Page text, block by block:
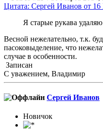
Цитата: Сергей Иванов от
Я старые рукава
Весной нежелательно, т.к.
пасоковыделение, что
случае в особенности.
Записан
С уважением, Владимир
Сергей Иванов
Новичок